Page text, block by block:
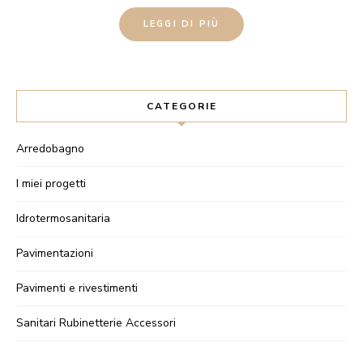
LEGGI DI PIÙ
CATEGORIE
Arredobagno
I miei progetti
Idrotermosanitaria
Pavimentazioni
Pavimenti e rivestimenti
Sanitari Rubinetterie Accessori